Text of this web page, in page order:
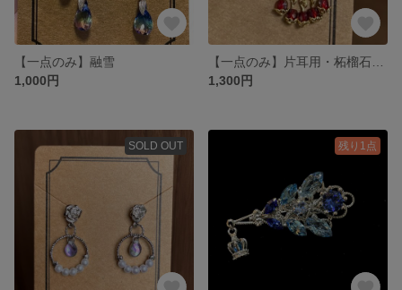
【一点のみ】融雪
1,000円
1,300円
SOLD OUT 残り1点